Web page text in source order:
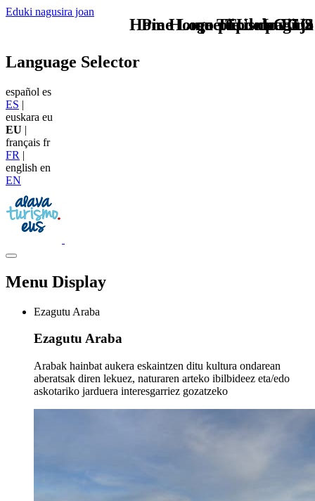
Eduki nagusira joan
TU - LOGO
Language Selector
español es
ES |
euskara eu
EU |
français fr
FR |
english en
EN
Menu Display
Ezagutu Araba
Ezagutu Araba
Arabak hainbat aukera eskaintzen ditu kultura ondarean
aberatsak diren lekuez, naturaren arteko ibilbideez eta/edo
askotariko jarduera interesgarriez gozatzeko
que tipo de viaje
Home Logo pie de página
Pie Home Turismo EUS